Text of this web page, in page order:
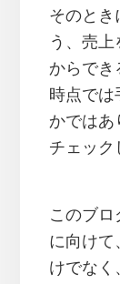
そのとき
う、売
からでき
時点では
かではあ
チェック
このブ
に向けて
けでなく